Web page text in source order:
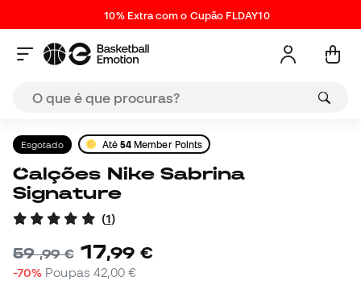
10% Extra com o Cupão FLDAY10
Esgotado Até 54 Member Points
Calções Nike Sabrina
Signature
(1)
59,99 € 17,99 €
-70% Poupas 42,00 €